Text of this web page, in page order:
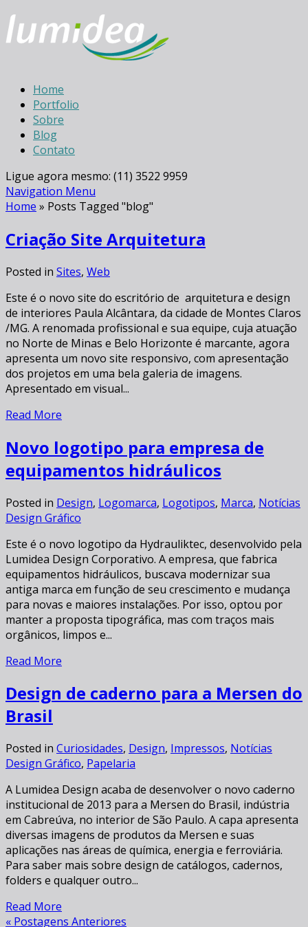
Home
Portfolio
Sobre
Blog
Contato
Ligue agora mesmo: (11) 3522 9959
Navigation Menu
Home » Posts Tagged "blog"
Criação Site Arquitetura
Posted in Sites, Web
Este é o novo site do escritório de arquitetura e design
de interiores Paula Alcântara, da cidade de Montes Claros
/MG. A renomada profissional e sua equipe, cuja atuação
no Norte de Minas e Belo Horizonte é marcante, agora
apresenta um novo site responsivo, com apresentação
dos projetos em uma bela galeria de imagens.
Apresentado em visual...
Read More
Novo logotipo para empresa de
equipamentos hidráulicos
Posted in Design, Logomarca, Logotipos, Marca, Notícias
Design Gráfico
Este é o novo logotipo da Hydrauliktec, desenvolvido pela
Lumidea Design Corporativo. A empresa, que fabrica
equipamentos hidráulicos, buscava modernizar sua
antiga marca em função de seu crescimento e mudança
para novas e maiores instalações. Por isso, optou por
manter a proposta tipográfica, mas com traços mais
orgânicos, limpos e...
Read More
Design de caderno para a Mersen do
Brasil
Posted in Curiosidades, Design, Impressos, Notícias
Design Gráfico, Papelaria
A Lumidea Design acaba de desenvolver o novo caderno
institucional de 2013 para a Mersen do Brasil, indústria
em Cabreúva, no interior de São Paulo. A capa apresenta
diversas imagens de produtos da Mersen e suas
aplicações nas áreas de química, energia e ferroviária.
Para saber mais sobre design de catálogos, cadernos,
folders e qualquer outro...
Read More
« Postagens Anteriores